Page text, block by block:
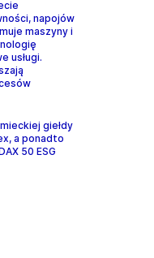
napojów
maszyny i
usługi.
giełdy
a ponadto
50 ESG